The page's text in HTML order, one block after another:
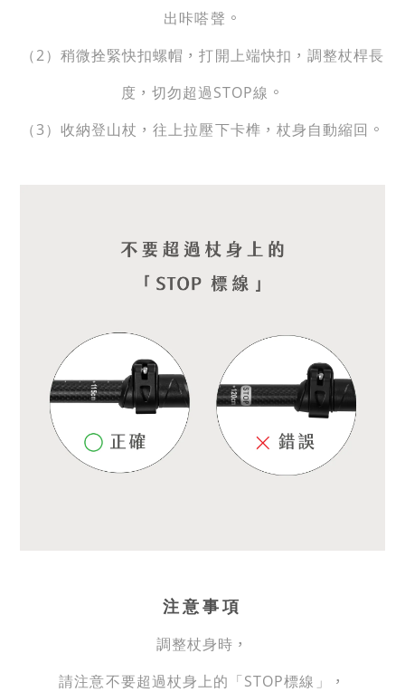
出咔嗒聲 。
（2）稍微拴緊快扣螺帽 ，打開上端快扣 ， 調整杖桿長
度 ， 切勿超過STOP線 。
（3）收納登山杖 ，往上拉壓下卡榫 ， 杖身自動縮回 。
注意事項
調整杖身時 ，
請注意不要超過杖身上的「STOP標線」 ，